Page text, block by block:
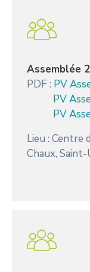
Assemblée
PDF : PV
PV
PV
Lieu : Centre
Chaux,